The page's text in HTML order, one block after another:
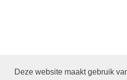
Deze website maakt gebruik